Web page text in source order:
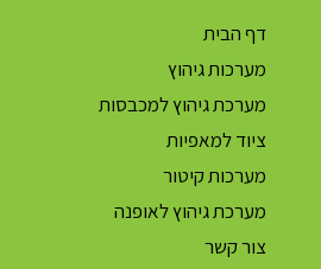
דף הבית
מערכות גיהוץ
מערכת גיהוץ למכבסות
ציוד למאפיות
מערכות קיטור
מערכת גיהוץ לאופנה
צור קשר